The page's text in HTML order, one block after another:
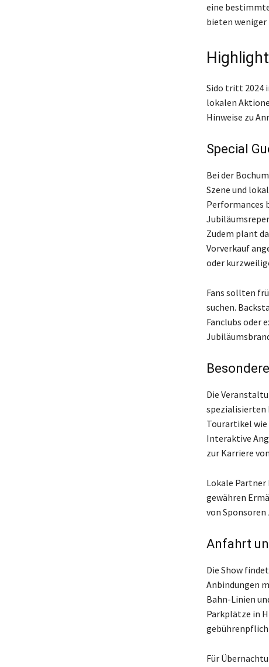
eine
bieten weniger
Sido tritt 2024
lokalen
Hinweise zu
Special
Bei der
Szene und
Performances
Zudem plant
Vorverkauf
oder
Fans sollten
suchen.
Fanclubs oder
Die
spezialisierten
Tourartikel
Interaktive
zur Karriere
Lokale
gewähren
von
Anfahrt
Die Show
Anbindungen
Bahn-Linien
Parkplätze in
Für